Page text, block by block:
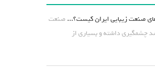
صنعت زیبایی ایران کیست؟... صنعت
چشمگیری داشته و بسیاری از